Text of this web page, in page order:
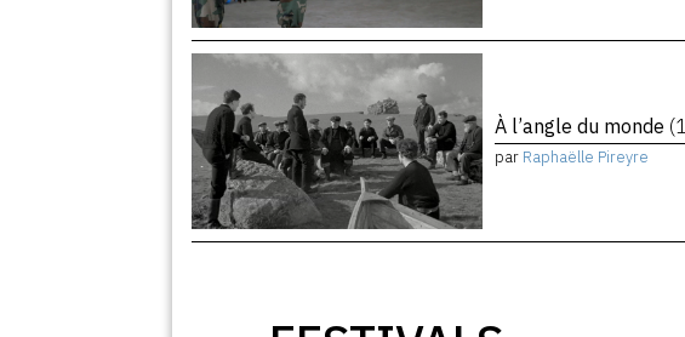
À l’angle du monde
par Raphaëlle Pireyre